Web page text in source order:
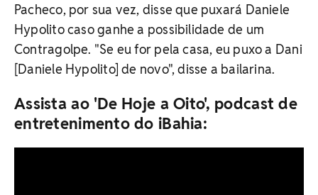
Pacheco, por sua vez, disse que puxará Daniele
Hypolito caso ganhe a possibilidade de um
Contragolpe. "Se eu for pela casa, eu puxo a Dani
[Daniele Hypolito] de novo", disse a bailarina.
Assista ao 'De Hoje a Oito', podcast de
entretenimento do iBahia: